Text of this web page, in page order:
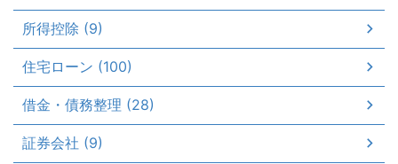
所得控除 (9)
住宅ローン (100)
借金・債務整理 (28)
証券会社 (9)